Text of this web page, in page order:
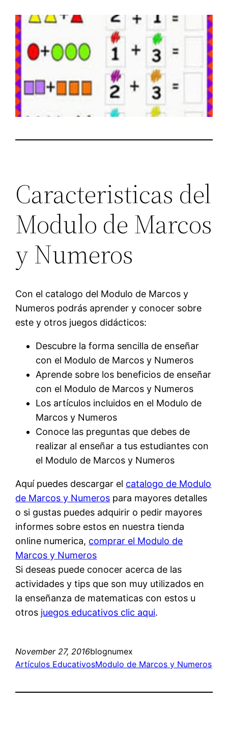
Caracteristicas del
Modulo de Marcos
y Numeros
Con el catalogo del Modulo de Marcos y
Numeros podrás aprender y conocer sobre
este y otros juegos didácticos:
Descubre la forma sencilla de enseñar
con el Modulo de Marcos y Numeros
Aprende sobre los beneficios de enseñar
con el Modulo de Marcos y Numeros
Los artículos incluidos en el Modulo de
Marcos y Numeros
Conoce las preguntas que debes de
realizar al enseñar a tus estudiantes con
el Modulo de Marcos y Numeros
Aquí puedes descargar el catalogo de Modulo
de Marcos y Numeros para mayores detalles
o si gustas puedes adquirir o pedir mayores
informes sobre estos en nuestra tienda
online numerica, comprar el Modulo de
Marcos y Numeros
Si deseas puede conocer acerca de las
actividades y tips que son muy utilizados en
la enseñanza de matematicas con estos u
otros juegos educativos clic aqui.
November 27, 2016blognumex
Artículos EducativosModulo de Marcos y Numeros